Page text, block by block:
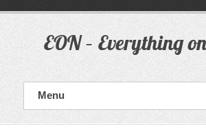
EON – Everything
Menu